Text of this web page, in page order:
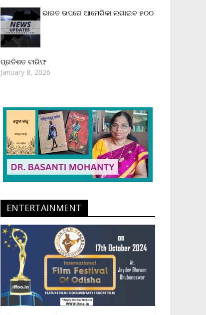
ଭାରତ ଉପରେ ଆମେରିକା ଲଗାଇବ ୫୦୦
ପ୍ରତିଶତ ଟାରିଫ
January 8, 2026
ENTERTAINMENT